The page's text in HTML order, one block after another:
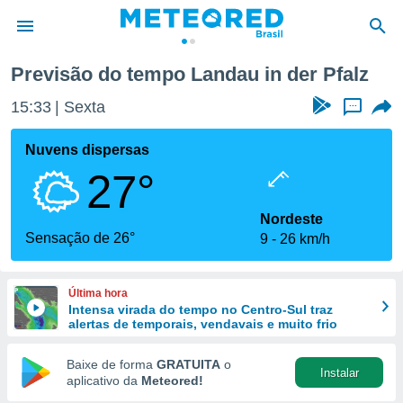
da
fornecidas
a este
das
e
forma
digital
Previsão do tempo Landau in der Pfalz
15:33 Sexta ...
Nuvens dispersas
27°
Sensação de 26°
Nordeste
9
26 km/h
Última hora
Intensa virada do tempo no Centro-Sul traz
alertas de temporais, vendavais e muito frio
Baixe de forma GRATUITA o
aplicativo da Meteored!
Instalar